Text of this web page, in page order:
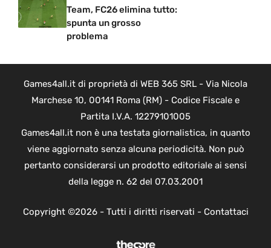
Team, FC26 elimina tutto:
spunta un grosso
problema
Games4all.it di proprietà di WEB 365 SRL - Via Nicola
Marchese 10, 00141 Roma (RM) - Codice Fiscale e
Partita I.V.A. 12279101005
Games4all.it non è una testata giornalistica, in quanto
viene aggiornato senza alcuna periodicità. Non può
pertanto considerarsi un prodotto editoriale ai sensi
della legge n. 62 del 07.03.2001
Copyright ©2026 - Tutti i diritti riservati - Contattaci